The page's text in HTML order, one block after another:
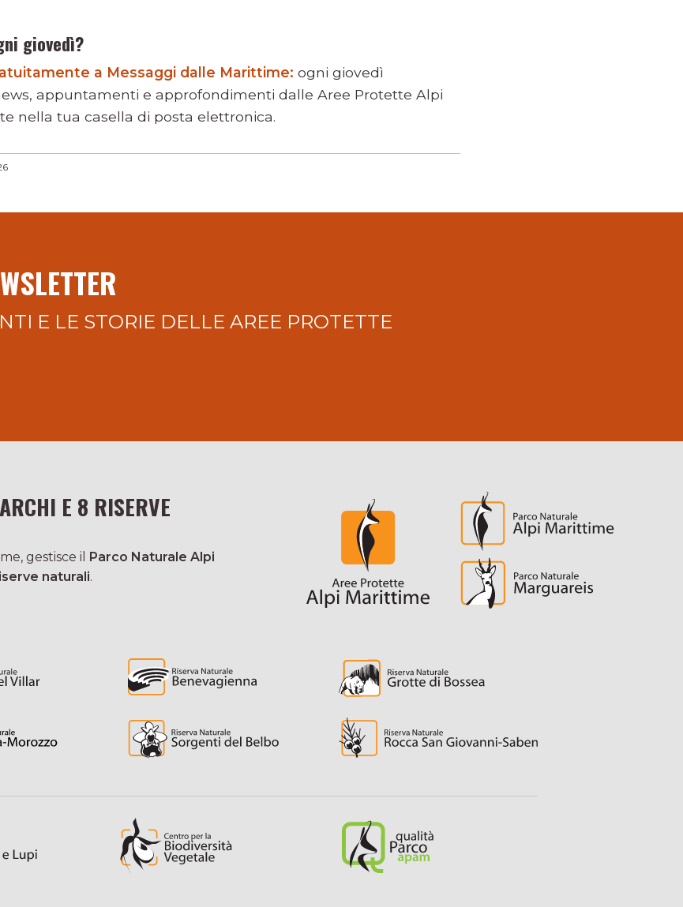
giovedì?
a Messaggi dalle Marittime: ogni giovedì
appuntamenti e approfondimenti dalle Aree Protette Alpi
nella tua casella di posta elettronica.
E LE STORIE DELLE AREE PROTETTE
E 8 RISERVE
gestisce il Parco Naturale Alpi
naturali.